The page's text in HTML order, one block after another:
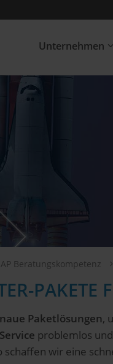
Unternehmen
Beratungskompetenz
Paketlösungen,
problemlos
schaffen wir eine